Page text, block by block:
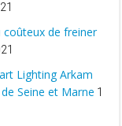
coûteux de freiner
Lighting Arkam
Seine et Marne 1